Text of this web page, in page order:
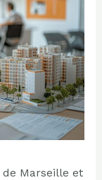
Marseille et